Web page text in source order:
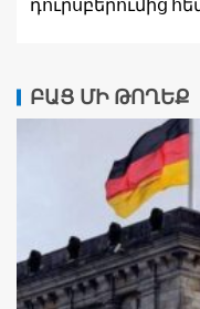
ԲԱՑ ՄԻ ԹՈՂԵՔ